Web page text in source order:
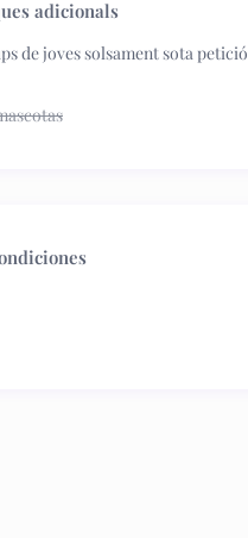
adicionals
de joves solsament sota petició